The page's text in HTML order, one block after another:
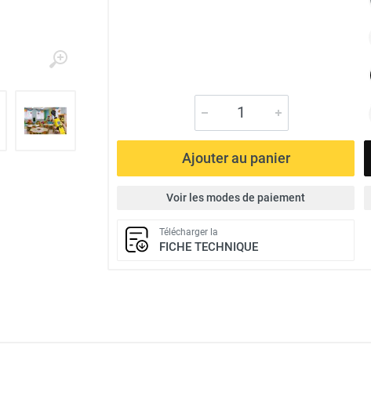
Ajouter au panier
Voir les modes de paiement
Télécharger la
FICHE TECHNIQUE